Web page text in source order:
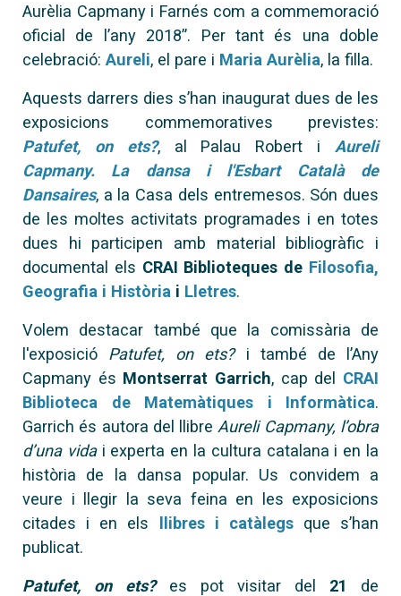
Aurèlia Capmany i Farnés com a commemoració
oficial de l’any 2018”. Per tant és una doble
celebració: Aureli, el pare i Maria Aurèlia, la filla.
Aquests darrers dies s’han inaugurat dues de les
exposicions commemoratives previstes:
Patufet, on ets?, al Palau Robert i Aureli
Capmany. La dansa i l'Esbart Català de
Dansaires, a la Casa dels entremesos. Són dues
de les moltes activitats programades i en totes
dues hi participen amb material bibliogràfic i
documental els CRAI Biblioteques de Filosofia,
Geografia i Història i Lletres.
Volem destacar també que la comissària de
l'exposició Patufet, on ets?i també de l’Any
Capmany és Montserrat Garrich, cap del CRAI
Biblioteca de Matemàtiques i Informàtica.
Garrich és autora del llibre Aureli Capmany, l’obra
d’una vidai experta en la cultura catalana i en la
història de la dansa popular. Us convidem a
veure i llegir la seva feina en les exposicions
citades i en els llibres i catàlegsque s’han
publicat.
Patufet, on ets?es pot visitar del 21 de